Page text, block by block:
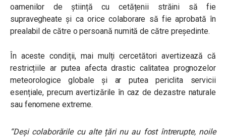
oamenilor de știință cu cetățenii străini să fie
supravegheate și ca orice colaborare să fie aprobată în
prealabil de către o persoană numită de către președinte.
În aceste condiții, mai mulți cercetători avertizează că
restricțiile ar putea afecta drastic calitatea prognozelor
meteorologice globale și ar putea periclita servicii
esențiale, precum avertizările în caz de dezastre naturale
sau fenomene extreme.
“Deși colaborările cu alte țări nu au fost întrerupte, noile